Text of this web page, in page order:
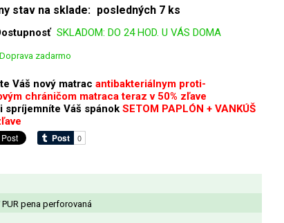
stav na sklade: posledných 7 ks
SKLADOM: DO 24 HOD. U VÁS DOMA
Doprava zadarmo
Váš nový matrac antibakteriálnym proti-
chráničom matraca teraz v 50% zľave
spríjemníte Váš spánok SETOM PAPLÓN + VANKÚŠ
pena perforovaná